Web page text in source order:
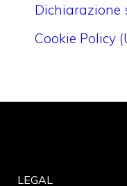
Dichiarazione
Cookie Policy
LEGAL